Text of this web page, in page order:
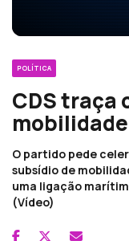
POLÍTICA
CDS traça
O partido pede
subsídio de
uma ligação
(Vídeo)